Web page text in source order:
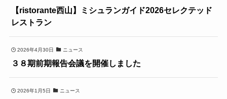
【ristorante西山】ミシュランガイド2026セレクテッド
レストラン
2026年4月30日 ニュース
３８期前期報告会議を開催しました
2026年1月5日 ニュース